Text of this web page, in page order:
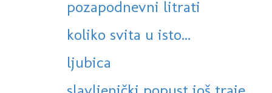
pozapodnevni litrati
koliko svita u isto...
ljubica